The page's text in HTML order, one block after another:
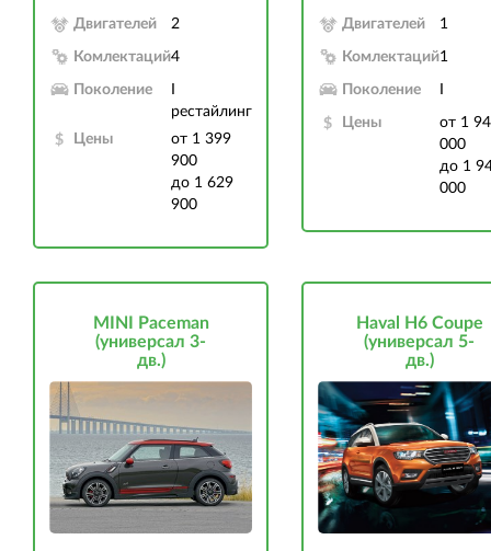
Двигателей 2
Комлектаций4
Поколение
рестайлинг
Цены
от 1 399
900
до 1 629
900
Двигателей 1
Комлектаций1
Поколение
Цены
от 1
000
до 1
000
MINI Paceman
(универсал 3-
дв.)
Haval H6 Coupe
(универсал 5-
дв.)